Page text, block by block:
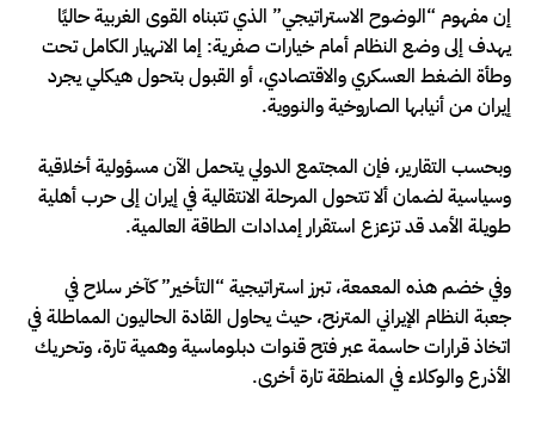
إن مفهوم “الوضوح الاستراتيجي” الذي تتبناه القوى الغربية حاليًا
يهدف إلى وضع النظام أمام خيارات صفرية: إما الانهيار الكامل تحت
وطأة الضغط العسكري والاقتصادي، أو القبول بتحول هيكلي يجرد
إيران من أنيابها الصاروخية والنووية.
وبحسب التقارير، فإن المجتمع الدولي يتحمل الآن مسؤولية أخلاقية
وسياسية لضمان ألا تتحول المرحلة الانتقالية في إيران إلى حرب أهلية
طويلة الأمد قد تزعزع استقرار إمدادات الطاقة العالمية.
وفي خضم هذه المعمعة، تبرز استراتيجية “التأخير” كآخر سلاح في
جعبة النظام الإيراني المترنح، حيث يحاول القادة الحاليون المماطلة في
اتخاذ قرارات حاسمة عبر فتح قنوات دبلوماسية وهمية تارة، وتحريك
الأذرع والوكلاء في المنطقة تارة أخرى.